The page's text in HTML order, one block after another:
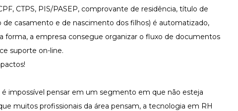
CTPS, PIS/PASEP, comprovante de residência, título de
casamento e de nascimento dos filhos) é automatizado,
forma, a empresa consegue organizar o fluxo de documentos
suporte on-line.
impossível pensar em um segmento em que não esteja
muitos profissionais da área pensam, a tecnologia em RH